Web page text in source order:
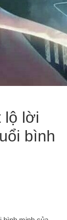
lộ lời
bình